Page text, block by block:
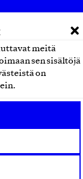
meitä
sen sisältöjä
on